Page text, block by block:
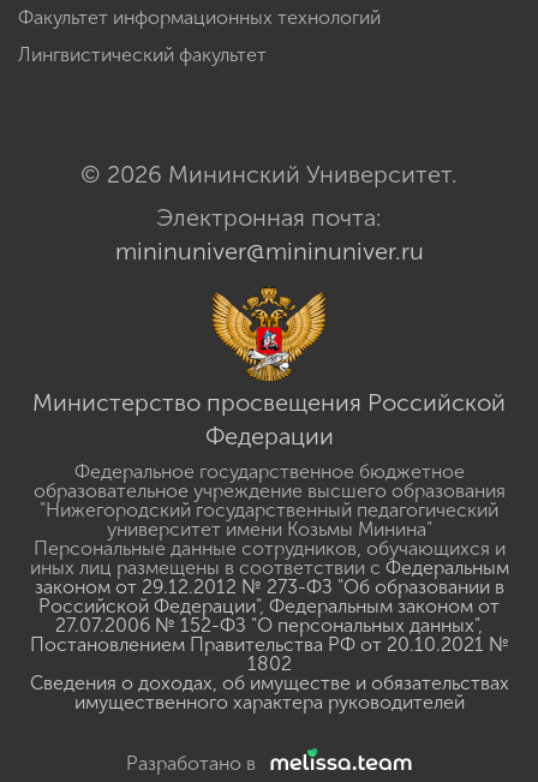
Факультет информационных технологий
Лингвистический факультет
© 2026 Мининский Университет.
Электронная почта:
mininuniver@mininuniver.ru
Министерство просвещения Российской
Федерации
Федеральное государственное бюджетное
образовательное учреждение высшего образования
"Нижегородский государственный педагогический
университет имени Козьмы Минина"
Персональные данные сотрудников, обучающихся и
иных лиц размещены в соответствии с Федеральным
законом от 29.12.2012 № 273-ФЗ "Об образовании в
Российской Федерации", Федеральным законом от
27.07.2006 № 152-ФЗ "О персональных данных",
Постановлением Правительства РФ от 20.10.2021 №
1802
Сведения о доходах, об имуществе и обязательствах
имущественного характера руководителей
Разработано в